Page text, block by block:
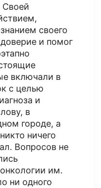
Своей
своего
и помог
включали в
с целью
и
в
городе, а
ничего
Вопросов не
им.
ни одного